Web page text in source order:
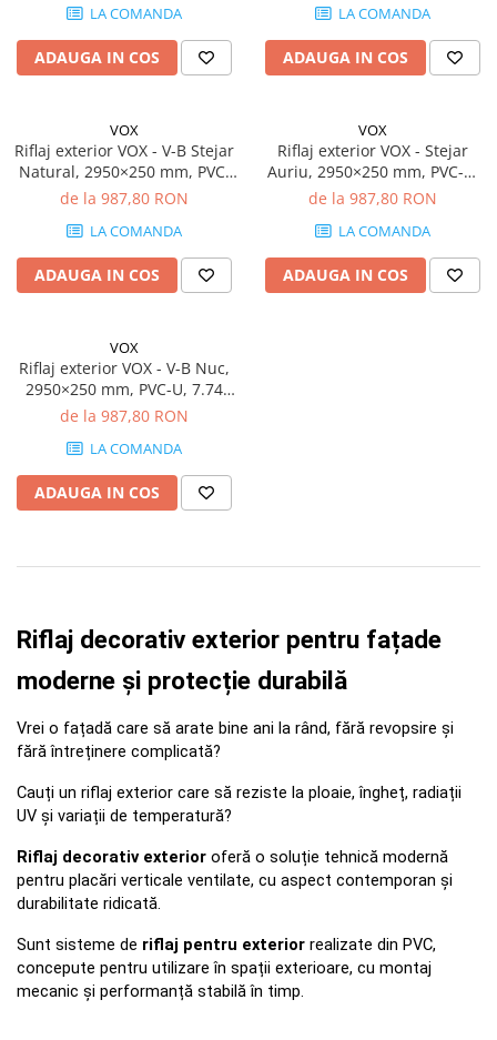
LA COMANDA
ADAUGA IN COS
LA COMANDA
ADAUGA IN COS
VOX
Riflaj exterior VOX - V-B Stejar
Natural, 2950×250 mm, PVC-
U, 7.74 mp/cutie (10 bucăți)
de la 987,80 RON
LA COMANDA
ADAUGA IN COS
VOX
Riflaj exterior VOX - Stejar
Auriu, 2950×250 mm, PVC-U,
7.74 mp/cutie (10 bucăți)
de la 987,80 RON
LA COMANDA
ADAUGA IN COS
VOX
Riflaj exterior VOX - V-B Nuc,
2950×250 mm, PVC-U, 7.74
mp/cutie (10 bucăți)
de la 987,80 RON
LA COMANDA
ADAUGA IN COS
Riflaj decorativ exterior pentru fațade
moderne și protecție durabilă
Vrei o fațadă care să arate bine ani la rând, fără revopsire și
fără întreținere complicată?
Cauți un riflaj exterior care să reziste la ploaie, îngheț, radiații
UV și variații de temperatură?
Riflaj decorativ exterior oferă o soluție tehnică modernă
pentru placări verticale ventilate, cu aspect contemporan și
durabilitate ridicată.
Sunt sisteme de riflaj pentru exterior realizate din PVC,
concepute pentru utilizare în spații exterioare, cu montaj
mecanic și performanță stabilă în timp.